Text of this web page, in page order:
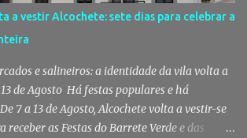
setubalenses, o Mercado do Livramento vale
distinção internacional. O Mercado do
no dia 31 de Julho, os 150 anos de existência
comemorativa na qual a Câmara Municipal
a vestir Alcochete: sete dias para celebrar a
e salineiros: a identidade da vila volta a
de Agosto Há festas populares e há
7 a 13 de Agosto, Alcochete volta a vestir-se
receber as Festas do Barrete Verde e das